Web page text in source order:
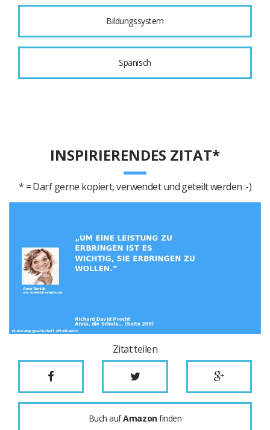
Bildungssystem
Spanisch
INSPIRIERENDES ZITAT*
* = Darf gerne kopiert, verwendet und geteilt werden :-)
Zitat teilen
Buch aufAmazonfinden